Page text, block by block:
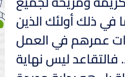
في ذلك أولئك الذين
عمرهم في العمل
فالتقاعد ليس نهاية